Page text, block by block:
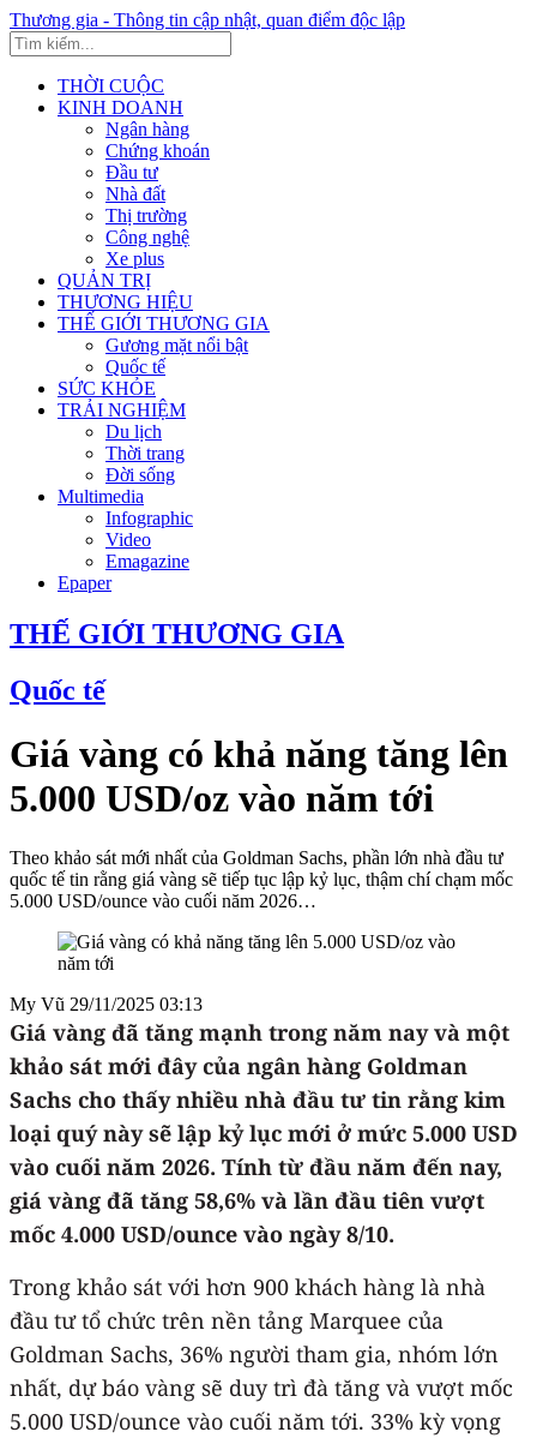
Thương gia - Thông tin cập nhật, quan điểm độc lập
THỜI CUỘC
KINH DOANH
Ngân hàng
Chứng khoán
Đầu tư
Nhà đất
Thị trường
Công nghệ
Xe plus
QUẢN TRỊ
THƯƠNG HIỆU
THẾ GIỚI THƯƠNG GIA
Gương mặt nổi bật
Quốc tế
SỨC KHỎE
TRẢI NGHIỆM
Du lịch
Thời trang
Đời sống
Multimedia
Infographic
Video
Emagazine
Epaper
THẾ GIỚI THƯƠNG GIA
Quốc tế
Giá vàng có khả năng tăng lên
5.000 USD/oz vào năm tới
Theo khảo sát mới nhất của Goldman Sachs, phần lớn nhà đầu tư
quốc tế tin rằng giá vàng sẽ tiếp tục lập kỷ lục, thậm chí chạm mốc
5.000 USD/ounce vào cuối năm 2026…
My Vũ 29/11/2025 03:13
Giá vàng đã tăng mạnh trong năm nay và một
khảo sát mới đây của ngân hàng Goldman
Sachs cho thấy nhiều nhà đầu tư tin rằng kim
loại quý này sẽ lập kỷ lục mới ở mức 5.000 USD
vào cuối năm 2026. Tính từ đầu năm đến nay,
giá vàng đã tăng 58,6% và lần đầu tiên vượt
mốc 4.000 USD/ounce vào ngày 8/10.
Trong khảo sát với hơn 900 khách hàng là nhà
đầu tư tổ chức trên nền tảng Marquee của
Goldman Sachs, 36% người tham gia, nhóm lớn
nhất, dự báo vàng sẽ duy trì đà tăng và vượt mốc
5.000 USD/ounce vào cuối năm tới. 33% kỳ vọng